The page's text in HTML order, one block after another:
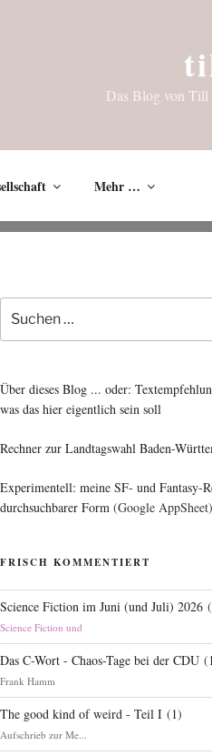
Das Blog von Till
Mehr …
Suche
nach:
Über dieses Blog ... oder:
was das hier eigentlich sein soll
Rechner zur Landtagswahl Baden-
Experimentell: meine SF- und Fantasy-
durchsuchbarer Form (Google AppSheet)
FRISCH KOMMENTIERT
Science Fiction im Juni (und Juli) 2026 (
Science Fiction und
Das C-Wort - Chaos-Tage bei der CDU (
Frank Hamm
The good kind of weird - Teil I (1)
Aufschrieb zur Me...